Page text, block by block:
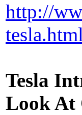
http://
tesla.html
Tesla
Look At